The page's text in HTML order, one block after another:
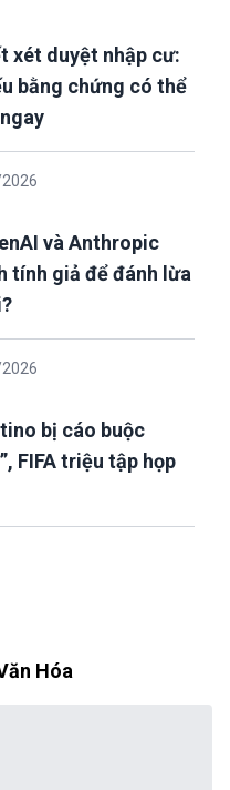
xét duyệt nhập cư:
bằng chứng có thể
và Anthropic
tính giả để đánh lừa
bị cáo buộc
FIFA triệu tập họp
Hóa